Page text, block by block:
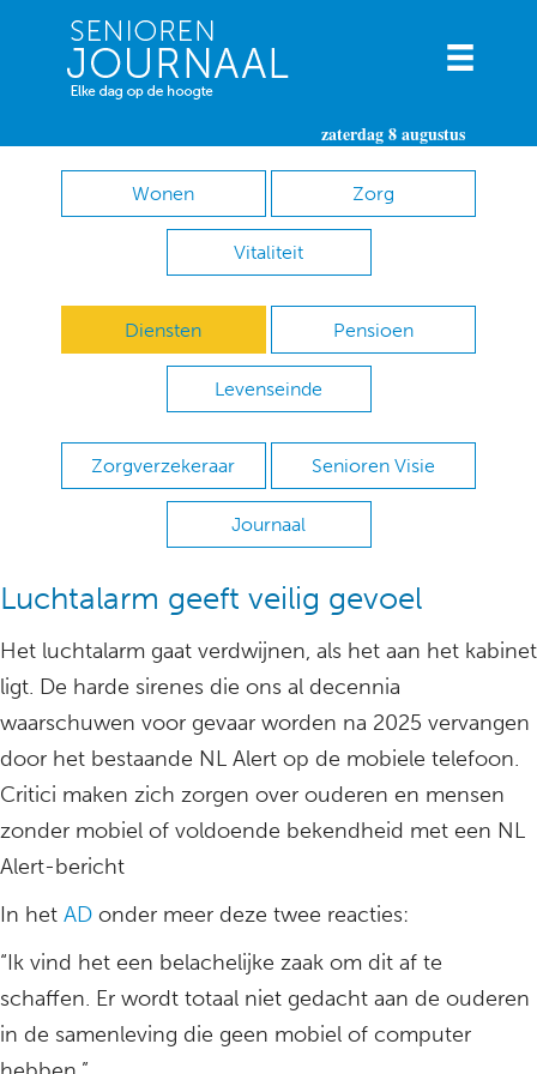
zaterdag 8 augustus
Wonen Zorg
Vitaliteit
Diensten Pensioen
Levenseinde
Zorgverzekeraar Senioren Visie
Journaal
Luchtalarm geeft veilig gevoel
Het luchtalarm gaat verdwijnen, als het aan het kabinet
ligt. De harde sirenes die ons al decennia
waarschuwen voor gevaar worden na 2025 vervangen
door het bestaande NL Alert op de mobiele telefoon.
Critici maken zich zorgen over ouderen en mensen
zonder mobiel of voldoende bekendheid met een NL
Alert-bericht
In het AD onder meer deze twee reacties:
“Ik vind het een belachelijke zaak om dit af te
schaffen. Er wordt totaal niet gedacht aan de ouderen
in de samenleving die geen mobiel of computer